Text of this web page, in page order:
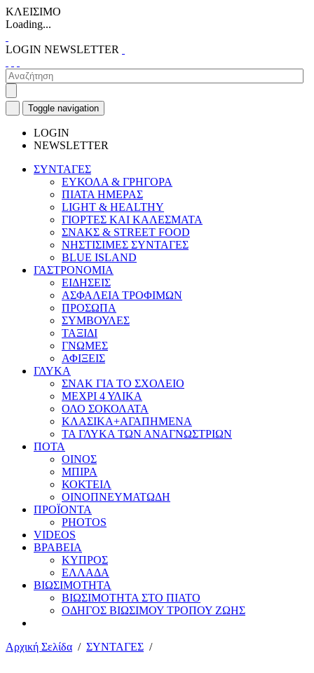
ΚΛΕΙΣΙΜΟ
Loading...
LOGIN NEWSLETTER
Toggle navigation
LOGIN
NEWSLETTER
ΣΥΝΤΑΓΕΣ
ΕΥΚΟΛΑ & ΓΡΗΓΟΡΑ
ΠΙΑΤΑ ΗΜΕΡΑΣ
LIGHT & HEALTHY
ΓΙΟΡΤΕΣ ΚΑΙ ΚΑΛΕΣΜΑΤΑ
ΣΝΑΚΣ & STREET FOOD
ΝΗΣΤΙΣΙΜΕΣ ΣΥΝΤΑΓΕΣ
BLUE ISLAND
ΓΑΣΤΡΟΝΟΜΙΑ
ΕΙΔΗΣΕΙΣ
ΑΣΦΑΛΕΙΑ ΤΡΟΦΙΜΩΝ
ΠΡΟΣΩΠΑ
ΣΥΜΒΟΥΛΕΣ
ΤΑΞΙΔΙ
ΓΝΩΜΕΣ
ΑΦΙΞΕΙΣ
ΓΛΥΚΑ
ΣΝΑΚ ΓΙΑ ΤΟ ΣΧΟΛΕΙΟ
ΜΕΧΡΙ 4 ΥΛΙΚΑ
ΟΛΟ ΣΟΚΟΛΑΤΑ
ΚΛΑΣΙΚΑ+ΑΓΑΠΗΜΕΝΑ
ΤΑ ΓΛΥΚΑ ΤΩΝ ΑΝΑΓΝΩΣΤΡΙΩΝ
ΠΟΤΑ
ΟΙΝΟΣ
ΜΠΙΡΑ
ΚΟΚΤΕΙΛ
ΟΙΝΟΠΝΕΥΜΑΤΩΔΗ
ΠΡΟΪΟΝΤΑ
PHOTOS
VIDEOS
ΒΡΑΒΕΙΑ
ΚΥΠΡΟΣ
ΕΛΛΑΔΑ
ΒΙΩΣΙΜΟΤΗΤΑ
ΒΙΩΣΙΜΟΤΗΤΑ ΣΤΟ ΠΙΑΤΟ
ΟΔΗΓΟΣ ΒΙΩΣΙΜΟΥ ΤΡΟΠΟΥ ΖΩΗΣ
Αρχική Σελίδα / ΣΥΝΤΑΓΕΣ /